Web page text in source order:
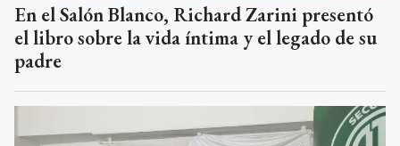
En el Salón Blanco, Richard Zarini presentó
el libro sobre la vida íntima y el legado de su
padre